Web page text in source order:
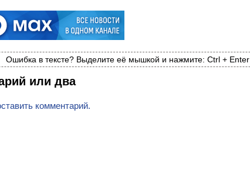
Ошибка в тексте? Выделите её мышкой и нажмите: Ctrl + Enter
или два
комментарий.